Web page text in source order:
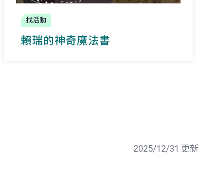
找活動
賴瑞的神奇魔法書
2025/12/31 更新